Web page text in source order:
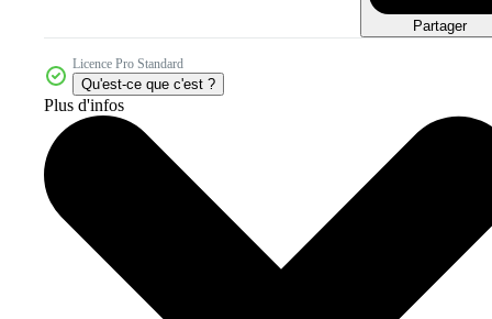
Partager
Licence Pro Standard
Qu'est-ce que c'est ?
Plus d'infos